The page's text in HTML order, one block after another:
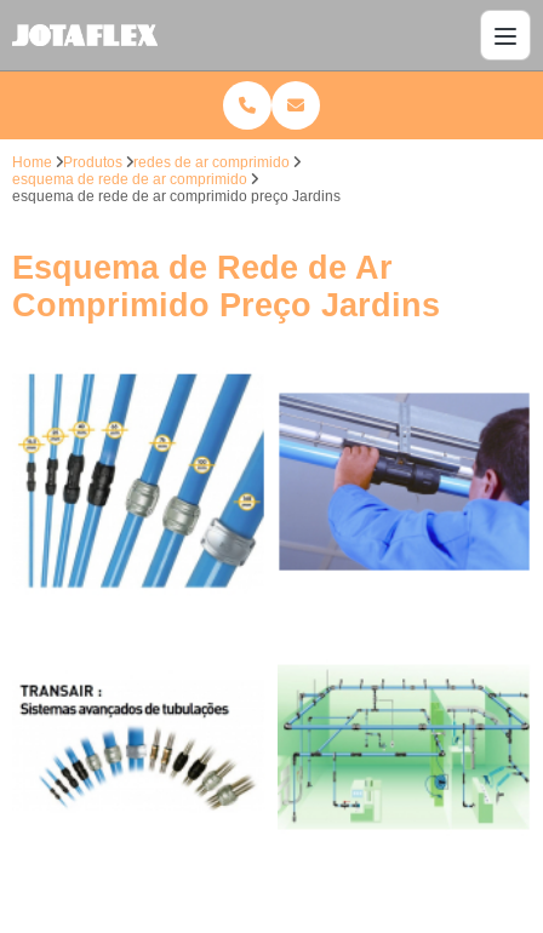
Home Produtos
redes de ar comprimido
esquema de rede de ar comprimido
esquema de rede de ar comprimido preço Jardins
Esquema de Rede de Ar
Comprimido Preço Jardins